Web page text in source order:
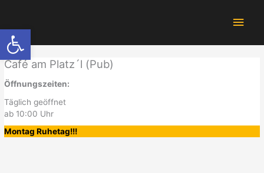
Werkzeugleiste öffnen
springen
Café am Platz´l (Pub)
Öffnungszeiten:
Täglich geöffnet
ab 10:00 Uhr
Montag Ruhetag!!!